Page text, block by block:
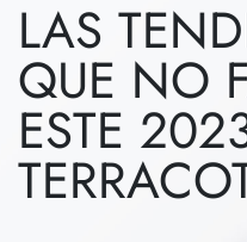
LAS
QUE NO
ESTE